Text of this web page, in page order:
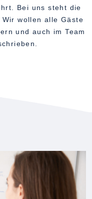
Bei uns steht die
Wir wollen alle Gäste
und auch im Team